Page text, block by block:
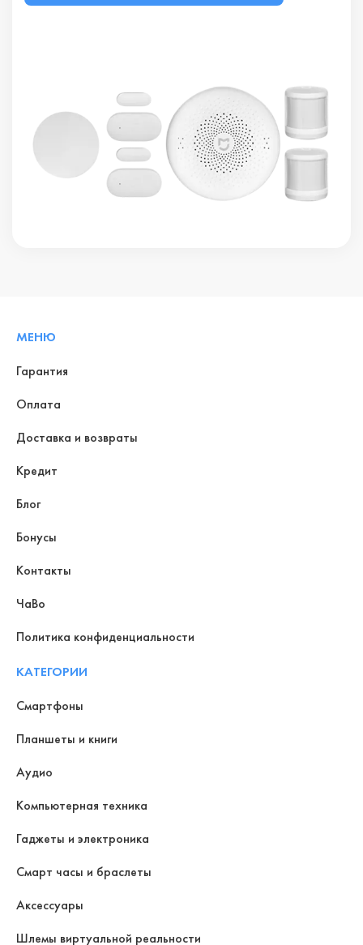
МЕНЮ
Гарантия
Оплата
Доставка и возвраты
Кредит
Блог
Бонусы
Контакты
ЧаВо
Политика конфиденциальности
КАТЕГОРИИ
Смартфоны
Планшеты и книги
Аудио
Компьютерная техника
Гаджеты и электроника
Смарт часы и браслеты
Аксессуары
Шлемы виртуальной реальности